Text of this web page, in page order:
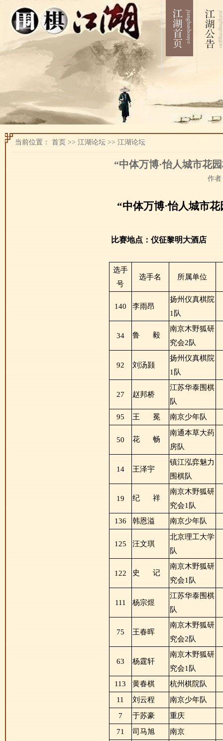
当前位置： 首页 >> 江湖论坛>> 江湖论坛
“中体万博·怡人城市花
作者
“中体万博·怡人城市
比赛地点：仪征黎明大酒店
选手
号
选手名 所属单位
140 李雨昂
扬州仪真棋院
1队
34 鲁 毅
南京木野狐研
究会2队
92 刘汤颢
扬州仪真棋院
1队
27 赵邦桥
江苏华泰围棋
队
95
王 冕 南京少年队
50 花 畅
南通本草大药
房队
14 王泽宇
镇江泓弈魅力
围棋队
19 纪 祥
南京木野狐研
究会1队
136
韩恩溢 南京少年队
125 汪文琪
北京理工大学
队
122 史 记
南京木野狐研
究会1队
111 杨宗煜
江苏华泰围棋
队
75 王春晖
南京木野狐研
究会2队
63 杨霆轩
南京木野狐研
究会1队
113
黄春棋
杭州棋院队
11
刘云程
南京少年队
7
于苏豪
重庆
71
司马旭 南京